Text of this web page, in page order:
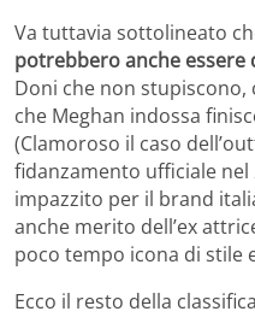
Va tuttavia sottolineato
potrebbero anche essere
Doni che non stupiscono,
che Meghan indossa
(Clamoroso il caso
fidanzamento ufficiale nel
impazzito per il brand
anche merito dell’ex
poco tempo icona di stile
Ecco il resto della